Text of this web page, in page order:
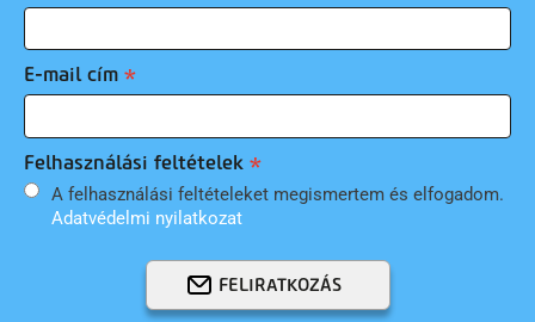
E-mail cím
Felhasználási feltételek
A felhasználási feltételeket megismertem és elfogadom.
Adatvédelmi nyilatkozat
FELIRATKOZÁS